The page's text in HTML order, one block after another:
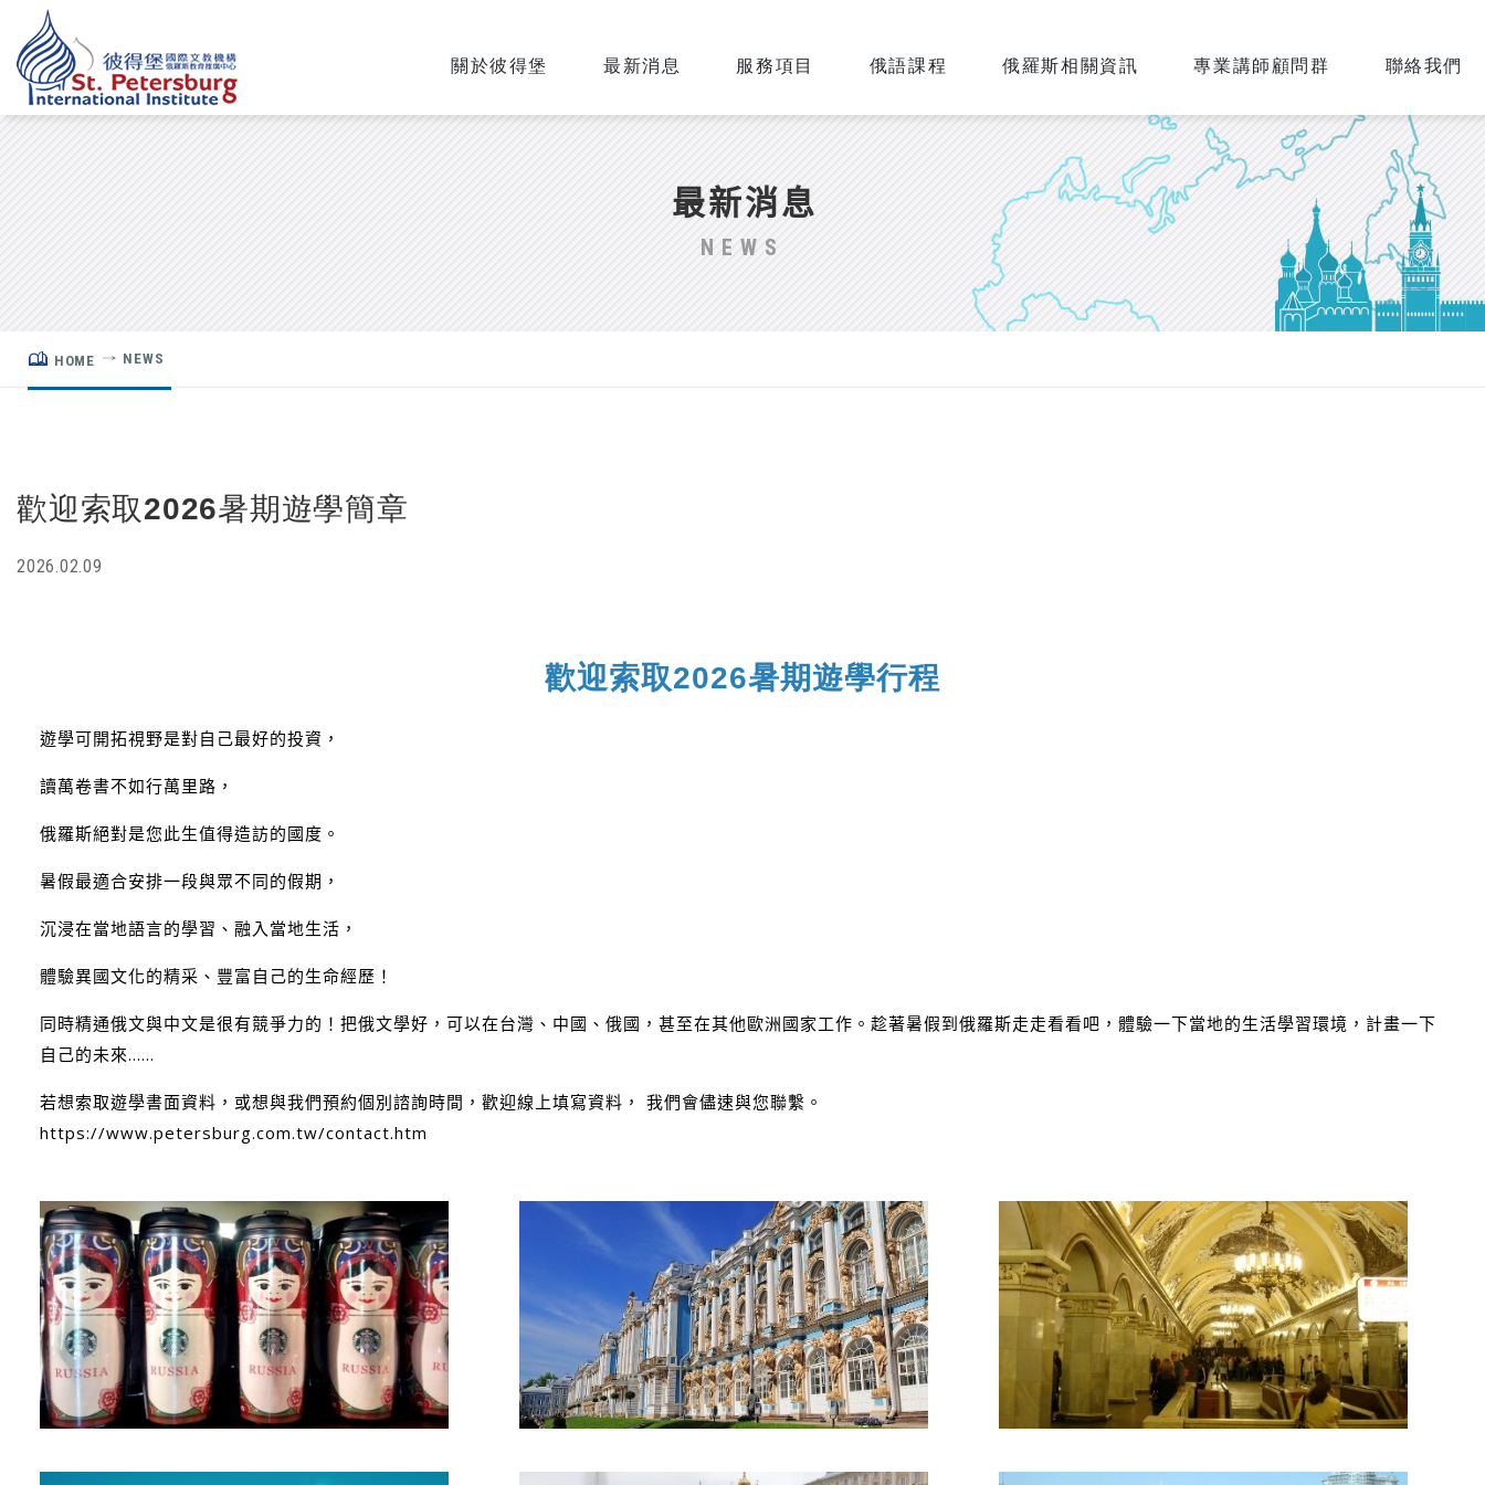
關於彼得堡 最新消息 服務項目 俄語課程 俄羅斯相關資訊 專業講師顧問群 聯絡我們
最新消息
NEWS
HOME NEWS
歡迎索取2026暑期遊學簡章
2026.02.09
歡迎索取2026暑期遊學行程
遊學可開拓視野是對自己最好的投資，
讀萬卷書不如行萬里路，
俄羅斯絕對是您此生值得造訪的國度。
暑假最適合安排一段與眾不同的假期，
沉浸在當地語言的學習、融入當地生活，
體驗異國文化的精采、豐富自己的生命經歷！
同時精通俄文與中文是很有競爭力的！把俄文學好，可以在台灣、中國、俄國，甚至在其他歐洲國家工作。趁著暑假到俄羅斯走走看看吧，體驗一下當地的生活學習環境，計畫一下
自己的未來......
若想索取遊學書面資料，或想與我們預約個別諮詢時間，歡迎線上填寫資料， 我們會儘速與您聯繫。
https://www.petersburg.com.tw/contact.htm